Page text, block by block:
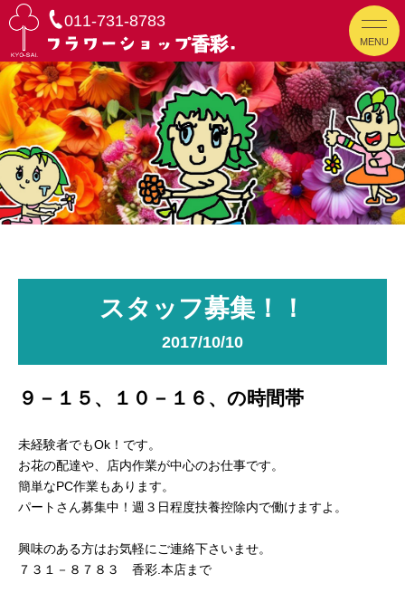
011-731-8783
MENU
スタッフ募集！！
2017/10/10
９－１５、１０－１６、の時間帯
未経験者でもOk！です。
お花の配達や、店内作業が中心のお仕事です。
簡単なPC作業もあります。
パートさん募集中！週３日程度扶養控除内で働けますよ。
興味のある方はお気軽にご連絡下さいませ。
７３１－８７８３ 香彩.本店まで